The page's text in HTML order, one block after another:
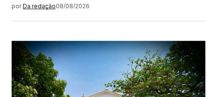
por Da redação08/08/2026